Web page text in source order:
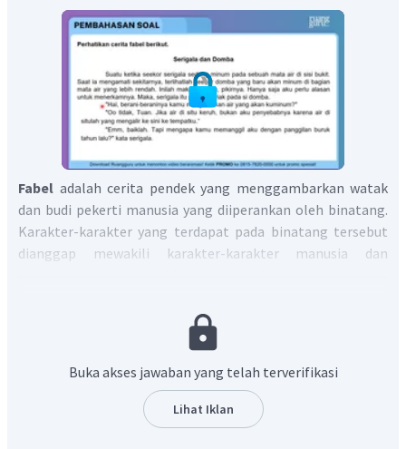
Fabel adalah cerita pendek yang menggambarkan watak
dan budi pekerti manusia yang diiperankan oleh binatang.
Karakter-karakter yang terdapat pada binatang tersebut
dianggap mewakili karakter-karakter manusia dan
semata, tetapi juga sebagai media pendidikan moral yang
di dalamnya terselip nilai luhur, yakni pengenalan tentang
Unsur intrinsik fabel:
Tema adalah masalah pokok yang menjadi dasar
Buka akses jawaban yang telah terverifikasi
Lihat Iklan